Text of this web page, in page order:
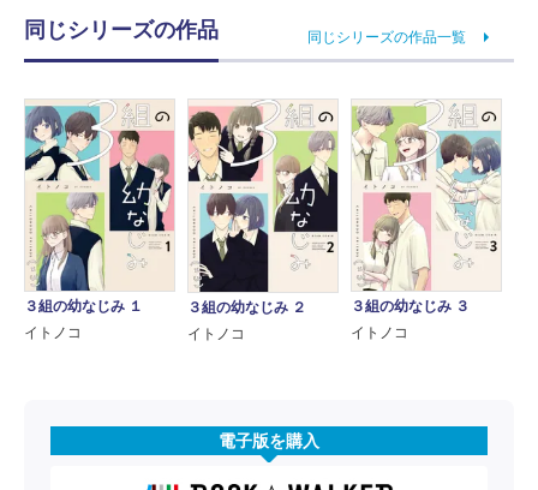
同じシリーズの作品 同じシリーズの作品一覧
３組の幼なじみ １
イトノコ
３組の幼なじみ ２
イトノコ
３組の幼なじみ ３
イトノコ
電子版を購入